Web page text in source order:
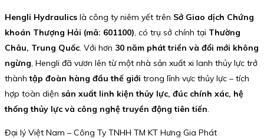
Hengli Hydraulics là công ty niêm yết trên Sở Giao dịch Chứng
khoán Thượng Hải (mã: 601100), có trụ sở chính tại Thường
Châu, Trung Quốc. Với hơn 30 năm phát triển và đổi mới không
ngừng, Hengli đã vươn lên từ một nhà sản xuất xi lanh thủy lực trở
thànhtập đoàn hàng đầu thế giới trong lĩnh vực thủy lực – tích
hợp toàn diện sản xuất linh kiện thủy lực, đúc chính xác, hệ
thống thủy lực và công nghệ truyền động tiên tiến.
Đại lý Việt Nam – Công Ty TNHH TM KT Hưng Gia Phát